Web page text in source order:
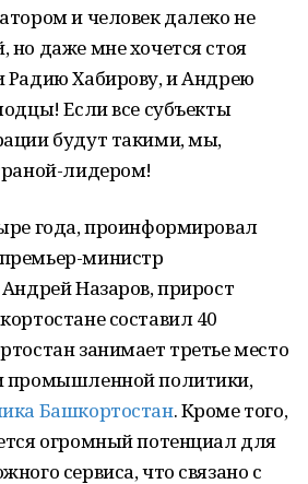
и человек далеко не
но даже мне хочется стоя
Радию Хабирову, и Андрею
Если все субъекты
будут такими, мы,
лидером!
года, проинформировал
министр
Назаров, прирост
составил 40
занимает третье место
промышленной политики,
Башкортостан. Кроме того,
огромный потенциал для
сервиса, что связано с